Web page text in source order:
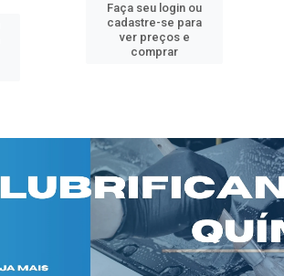
Faça seu login ou
cadastre-se para
ver preços e
comprar